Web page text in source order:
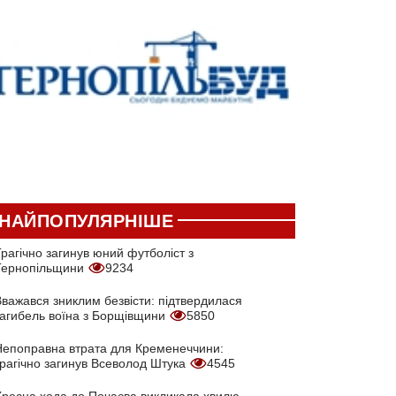
загинув юний футболіст з
9234
зниклим безвісти: підтвердилася
воїна з Борщівщини
5850
втрата для Кременеччини:
загинув Всеволод Штука
4545